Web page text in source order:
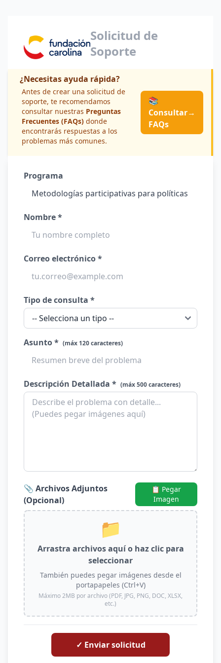
Solicitud de
Soporte
¿Necesitas ayuda rápida?
Antes de crear una solicitud de
soporte, te recomendamos
consultar nuestras Preguntas
Frecuentes (FAQs) donde
encontrarás respuestas a los
problemas más comunes.
📚
Consultar
FAQs
→
Programa
Nombre *
Correo electrónico *
Tipo de consulta *
Asunto * (máx 120 caracteres)
Descripción Detallada * (máx 500 caracteres)
📎 Archivos Adjuntos
(Opcional)
📋 Pegar
Imagen
📁
Arrastra archivos aquí o haz clic para
seleccionar
También puedes pegar imágenes desde el
portapapeles (Ctrl+V)
Máximo 2MB por archivo (PDF, JPG, PNG, DOC, XLSX,
etc.)
✓ Enviar solicitud